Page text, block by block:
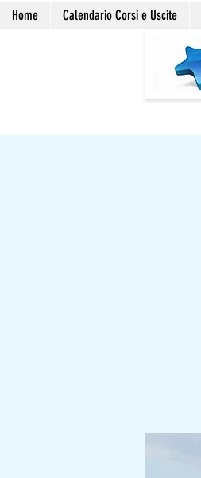
Home Calendario Corsi e Uscite